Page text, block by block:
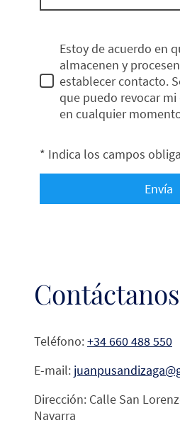
Estoy de acuerdo en
almacenen y
establecer contacto.
que puedo revocar
en cualquier
* Indica los campos
Envía
Contáctanos
Teléfono:+34 660 488 550
E-mail:
Dirección: Calle San
Navarra